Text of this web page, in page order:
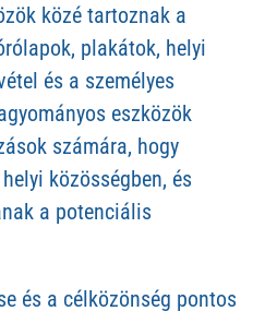
közé tartoznak a
plakátok, helyi
és a személyes
eszközök
számára, hogy
közösségben, és
a potenciális
és a célközönség pontos